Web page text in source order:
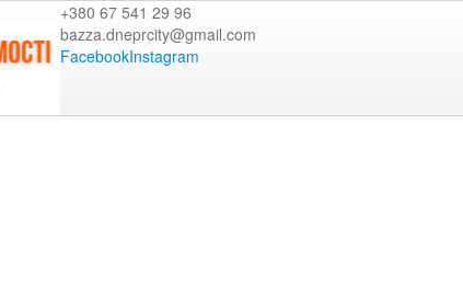
+380 67 541 29 96
bazza.dneprcity@gmail.com
FacebookInstagram